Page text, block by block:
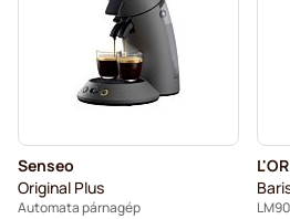
Senseo
Original Plus
Automata párnagép
L'OR